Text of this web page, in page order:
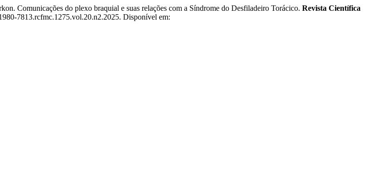
do plexo braquial e suas relações com a Síndrome do Desfiladeiro Torácico. Revista Científica
7813.rcfmc.1275.vol.20.n2.2025. Disponível em: